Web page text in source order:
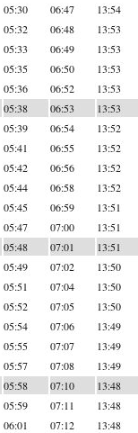
05:30 06:47 13:54
05:32 06:48 13:53
05:33 06:49 13:53
05:35 06:50 13:53
05:36 06:52 13:53
05:38 06:53 13:53
05:39 06:54 13:52
05:41 06:55 13:52
05:42 06:56 13:52
05:44 06:58 13:52
05:45 06:59 13:51
05:47 07:00 13:51
05:48 07:01 13:51
05:49 07:02 13:50
05:51 07:04 13:50
05:52 07:05 13:50
05:54 07:06 13:49
05:55 07:07 13:49
05:57 07:08 13:49
05:58 07:10 13:48
05:59 07:11 13:48
06:01 07:12 13:48